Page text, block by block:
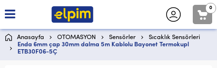
0
Anasayfa OTOMASYON Sensörler
Sıcaklık Sensörleri
Enda 6mm çap 30mm dalma 5m Kablolu Bayonet Termokupl
ETB30F06-5Ç